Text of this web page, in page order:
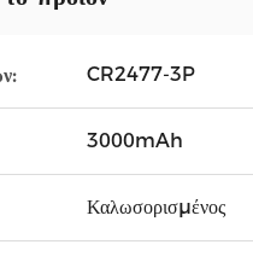
CR2477-3P
3000mAh
Καλωσορισμένος